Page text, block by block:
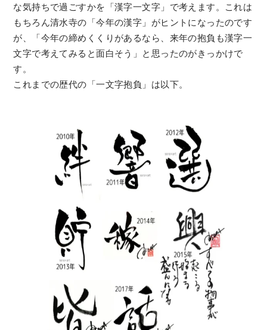
な気持ちで過ごすかを「漢字一文字」で考えます。これは
もちろん清水寺の「今年の漢字」がヒントになったのです
が、「今年の締めくくりがあるなら、来年の抱負も漢字一
文字で考えてみると面白そう」と思ったのがきっかけで
す。
これまでの歴代の「一文字抱負」は以下。